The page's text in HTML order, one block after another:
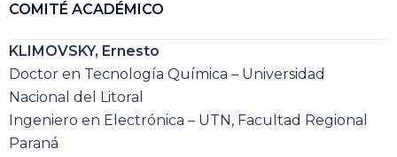
COMITÉ ACADÉMICO
KLIMOVSKY, Ernesto
Doctor en Tecnología Química – Universidad
Nacional del Litoral
Ingeniero en Electrónica – UTN, Facultad Regional
Paraná